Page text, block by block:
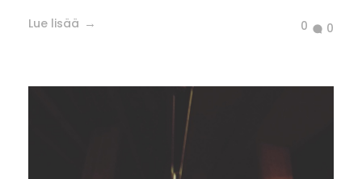
Lue lisää 0 0